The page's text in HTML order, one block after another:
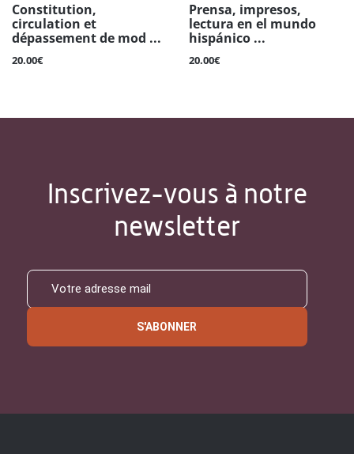
Constitution,
circulation et
dépassement de mod ...
20.00€
Prensa, impresos,
lectura en el mundo
hispánico ...
20.00€
Inscrivez-vous à notre
newsletter
S'ABONNER